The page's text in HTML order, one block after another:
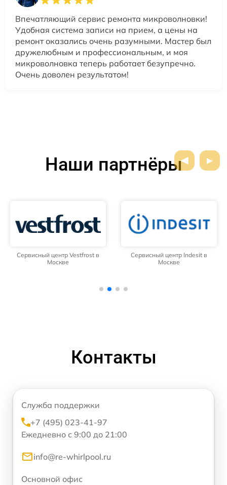
Впечатляющий сервис ремонта микроволновки!
Удобная система записи на прием, а цены на
ремонт оказались очень разумными. Мастер был
дружелюбным и профессиональным, и моя
микроволновка теперь работает безупречно.
Очень доволен результатом!
Наши партнёры
Сервисный центр Vestfrost в
Москве
Сервисный центр Indesit в
Москве
Контакты
Служба поддержки
+7 (495) 023-41-97
Ежедневно с 9:00 до 21:00
info@re-whirlpool.ru
Основной офис